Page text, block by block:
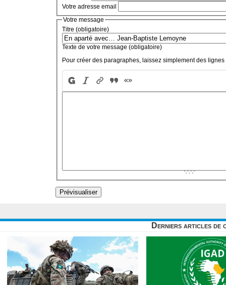
Votre adresse email
Votre message
Titre (obligatoire)
Texte de votre message (obligatoire)
Pour créer des paragraphes, laissez simplement des lignes
Derniers articles de